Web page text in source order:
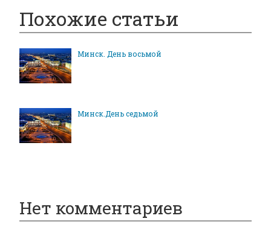
Похожие статьи
Минск. День восьмой
Минск.День седьмой
Нет комментариев